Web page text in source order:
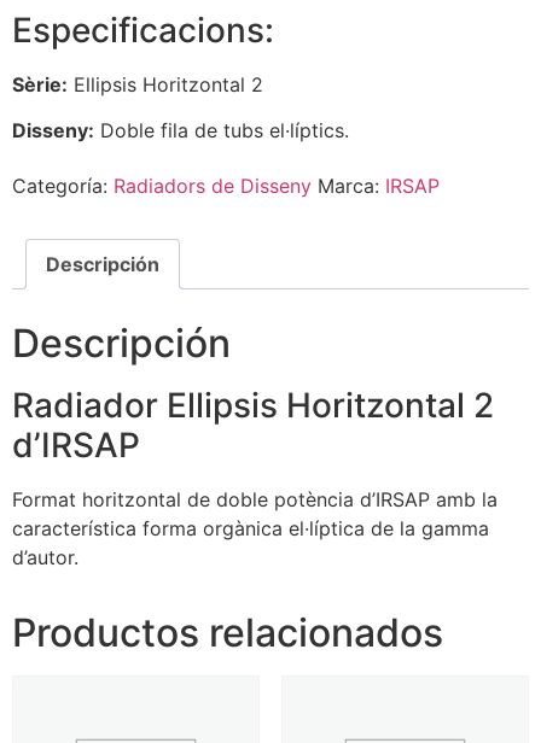
Especificacions:
Sèrie: Ellipsis Horitzontal 2
Disseny: Doble fila de tubs el·líptics.
Categoría: Radiadors de Disseny Marca: IRSAP
Descripción
Descripción
Radiador Ellipsis Horitzontal 2
d’IRSAP
Format horitzontal de doble potència d’IRSAP amb la
característica forma orgànica el·líptica de la gamma
d’autor.
Productos relacionados